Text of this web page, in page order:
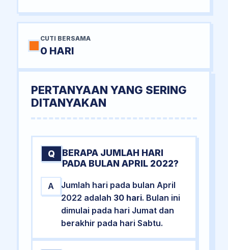
CUTI BERSAMA
0 HARI
PERTANYAAN YANG SERING
DITANYAKAN
Q
BERAPA JUMLAH HARI
PADA BULAN APRIL 2022?
A
Jumlah hari pada bulan April
2022 adalah 30 hari. Bulan ini
dimulai pada hari Jumat dan
berakhir pada hari Sabtu.